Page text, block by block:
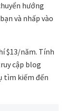
hướng
và nhấp vào
$13/năm. Tính
cập blog
tìm kiếm đến